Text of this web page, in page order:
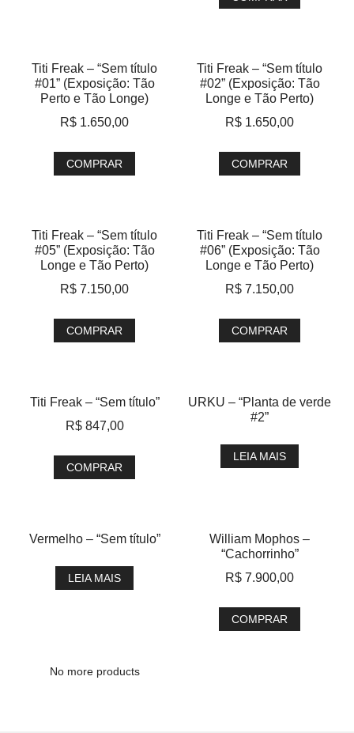
Titi Freak – “Sem título
#01” (Exposição: Tão
Perto e Tão Longe)
R$ 1.650,00
COMPRAR
Titi Freak – “Sem título
#02” (Exposição: Tão
Longe e Tão Perto)
R$ 1.650,00
COMPRAR
Titi Freak – “Sem título
#05” (Exposição: Tão
Longe e Tão Perto)
R$ 7.150,00
COMPRAR
Titi Freak – “Sem título
#06” (Exposição: Tão
Longe e Tão Perto)
R$ 7.150,00
COMPRAR
Titi Freak – “Sem título”
R$847,00
COMPRAR
URKU – “Planta de verde
#2”
LEIA MAIS
Vermelho – “Sem título”
LEIA MAIS
William Mophos –
“Cachorrinho”
R$ 7.900,00
COMPRAR
No more products